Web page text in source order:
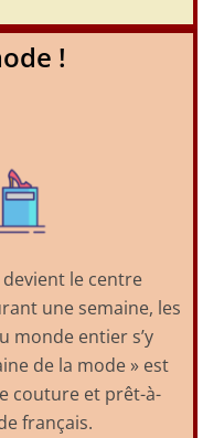
!
le centre
une semaine, les
monde entier s’y
de la mode » est
couture et prêt-à-
français.